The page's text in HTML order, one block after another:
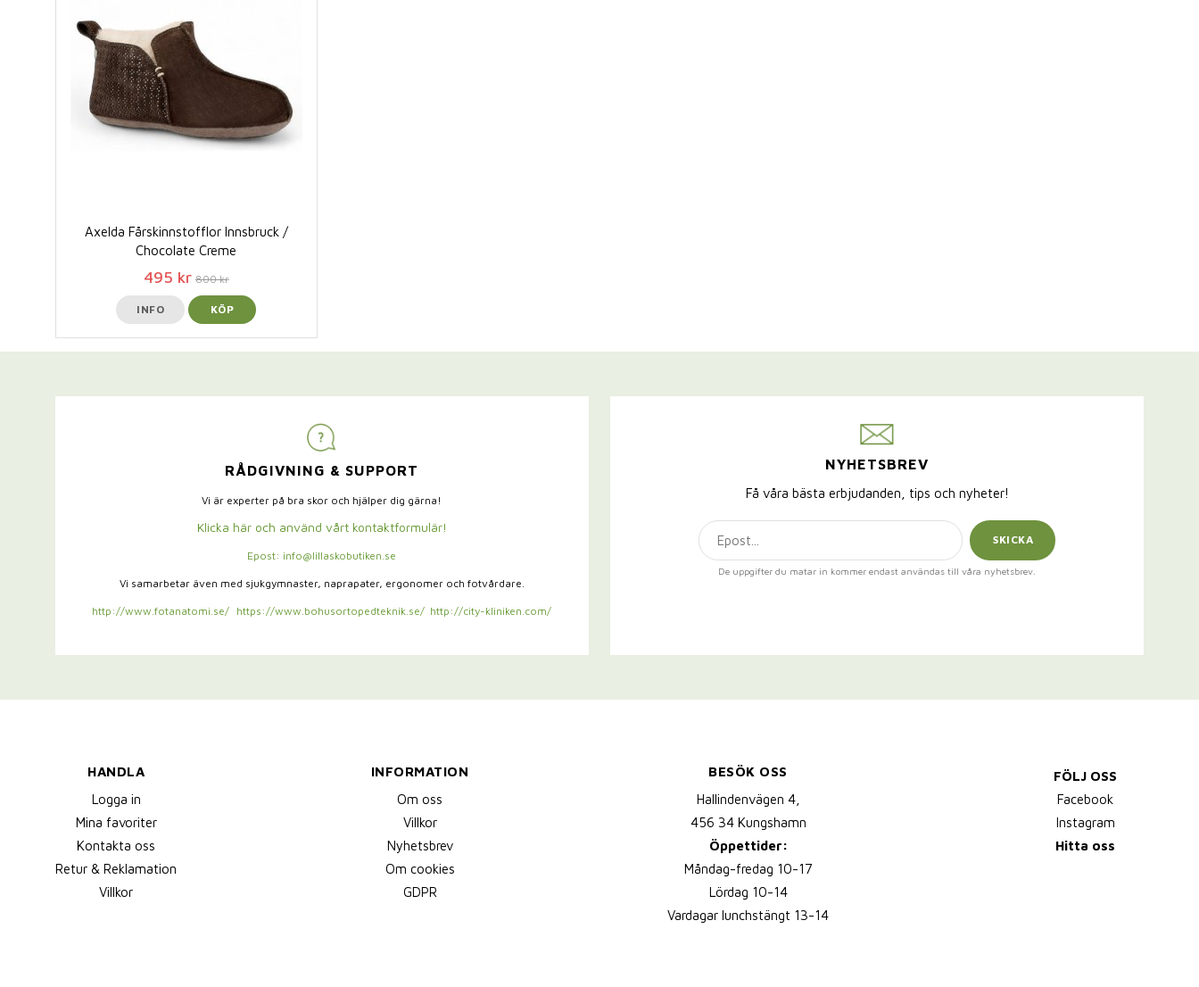
Axelda Fårskinnstofflor Innsbruck /
Chocolate Creme
495 kr 800 kr
INFO KÖP
RÅDGIVNING & SUPPORT
Vi är experter på bra skor och hjälper dig gärna!
Klicka här och använd vårt kontaktformulär!
Epost: info@lillaskobutiken.se
Vi samarbetar även med sjukgymnaster, naprapater, ergonomer och fotvårdare.
http://www.fotanatomi.se/ https://www.bohusortopedteknik.se/ http://city-kliniken.com/
NYHETSBREV
Få våra bästa erbjudanden, tips och nyheter!
SKICKA
De uppgifter du matar in kommer endast användas till våra nyhetsbrev.
HANDLA
Logga in
Mina favoriter
Kontakta oss
Retur & Reklamation
Villkor
INFORMATION
Om oss
Villkor
Nyhetsbrev
Om cookies
GDPR
BESÖK OSS
Hallindenvägen 4,
456 34 Kungshamn
Öppettider:
Måndag-fredag 10-17
Lördag 10-14
Vardagar lunchstängt 13-14
FÖLJ OSS
Facebook
Instagram
Hitta oss